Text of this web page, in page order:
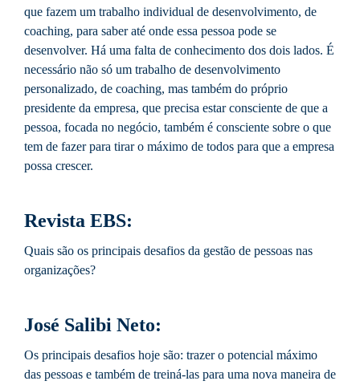
que fazem um trabalho individual de desenvolvimento, de
coaching, para saber até onde essa pessoa pode se
desenvolver. Há uma falta de conhecimento dos dois lados. É
necessário não só um trabalho de desenvolvimento
personalizado, de coaching, mas também do próprio
presidente da empresa, que precisa estar consciente de que a
pessoa, focada no negócio, também é consciente sobre o que
tem de fazer para tirar o máximo de todos para que a empresa
possa crescer.
Revista EBS:
Quais são os principais desafios da gestão de pessoas nas
organizações?
José Salibi Neto:
Os principais desafios hoje são: trazer o potencial máximo
das pessoas e também de treiná-las para uma nova maneira de